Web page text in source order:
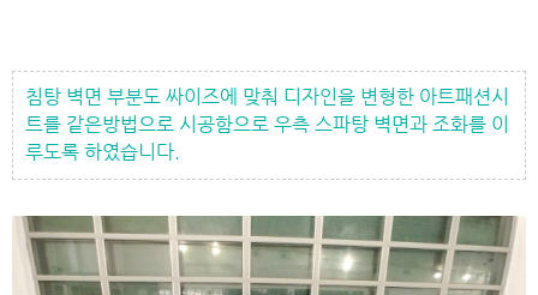
침탕 벽면 부분도 싸이즈에 맞춰 디자인을 변형한 아트패션시
트를 같은방법으로 시공함으로 우측 스파탕 벽면과 조화를 이
루도록 하였습니다.